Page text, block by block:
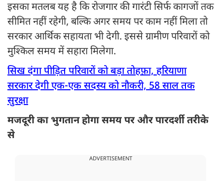
इसका मतलब यह है कि रोजगार की गारंटी सिर्फ कागजों तक
सीमित नहीं रहेगी, बल्कि अगर समय पर काम नहीं मिला तो
सरकार आर्थिक सहायता भी देगी. इससे ग्रामीण परिवारों को
मुश्किल समय में सहारा मिलेगा.
सिख दंगा पीड़ित परिवारों को बड़ा तोहफ़ा, हरियाणा
सरकार देगी एक-एक सदस्य को नौकरी, 58 साल तक
सुरक्षा
मजदूरी का भुगतान होगा समय पर और पारदर्शी तरीके
से
ADVERTISEMENT